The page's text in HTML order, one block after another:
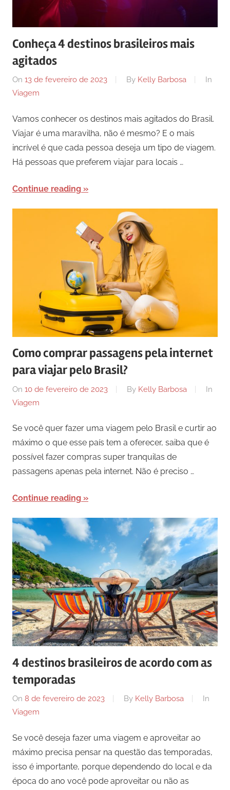
Conheça 4 destinos brasileiros mais
agitados
On 13 de fevereiro de 2023 By Kelly Barbosa
In
Viagem
Vamos conhecer os destinos mais agitados do Brasil.
Viajar é uma maravilha, não é mesmo? E o mais
incrível é que cada pessoa deseja um tipo de viagem.
Há pessoas que preferem viajar para locais …
Continue reading
Como comprar passagens pela internet
para viajar pelo Brasil?
On 10 de fevereiro de 2023 By Kelly Barbosa
In
Viagem
Se você quer fazer uma viagem pelo Brasil e curtir ao
máximo o que esse país tem a oferecer, saiba que é
possível fazer compras super tranquilas de
passagens apenas pela internet. Não é preciso …
Continue reading
4 destinos brasileiros de acordo com as
temporadas
On 8 de fevereiro de 2023 By Kelly Barbosa
In
Viagem
Se você deseja fazer uma viagem e aproveitar ao
máximo precisa pensar na questão das temporadas,
isso é importante, porque dependendo do local e da
época do ano você pode aproveitar ou não as